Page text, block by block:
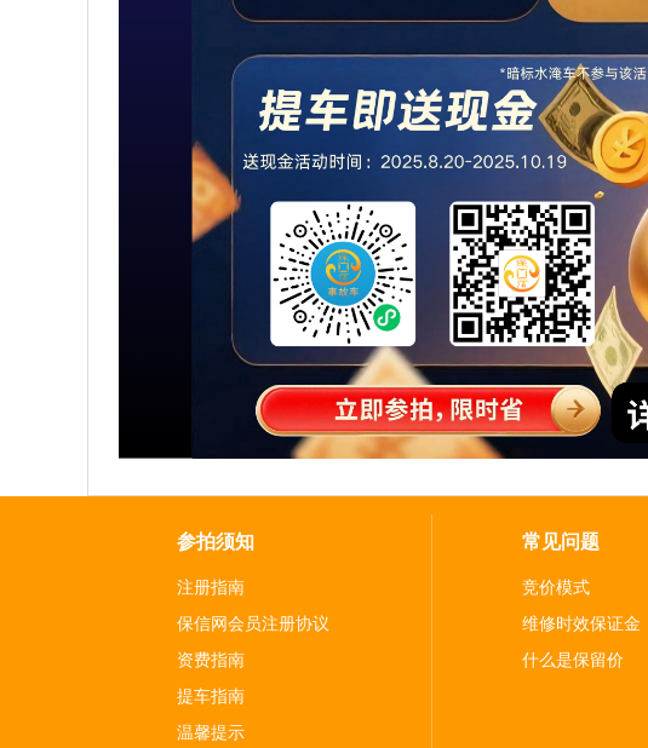
参拍须知
注册指南
保信网会员注册协议
资费指南
提车指南
温馨提示
常见问题
竞价模式
维修时效保证金
什么是保留价